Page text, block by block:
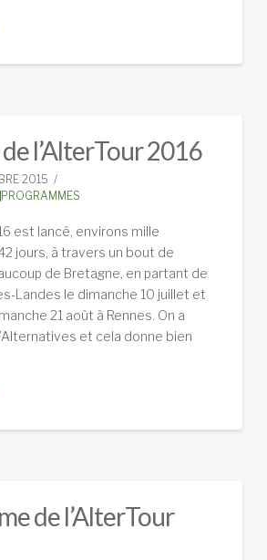
l’AlterTour 2016
2015
PROGRAMMES
est lancé, environs mille
jours, à travers un bout de
de Bretagne, en partant de
Landes le dimanche 10 juillet et
21 août à Rennes. On a
et cela donne bien
de l’AlterTour